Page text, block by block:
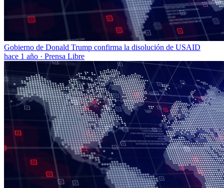
Gobierno de Donald Trump confirma la disolución de USAID
hace 1 año · Prensa Libre